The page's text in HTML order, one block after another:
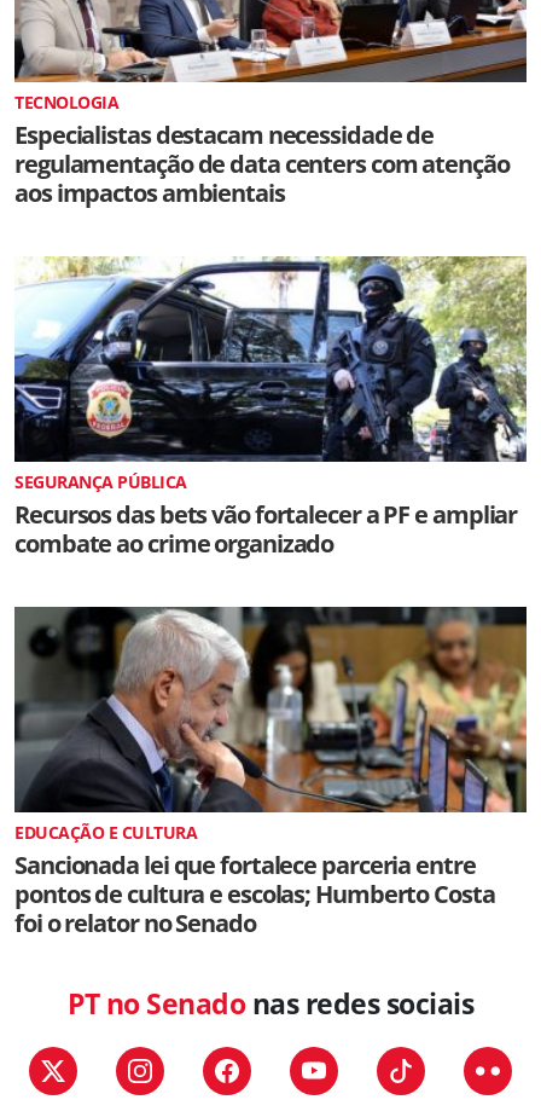
TECNOLOGIA
Especialistas destacam necessidade de
regulamentação de data centers com atenção
aos impactos ambientais
SEGURANÇA PÚBLICA
Recursos das bets vão fortalecer a PF e ampliar
combate ao crime organizado
EDUCAÇÃO E CULTURA
Sancionada lei que fortalece parceria entre
pontos de cultura e escolas; Humberto Costa
foi o relator no Senado
PT no Senadonas redes sociais